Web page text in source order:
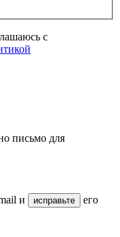
с
письмо для
и исправьте
его